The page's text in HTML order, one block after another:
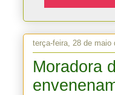
terça-feira, 28 de maio
Moradora